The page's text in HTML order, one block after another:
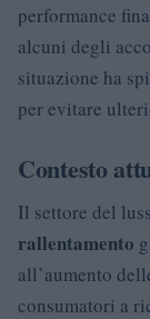
performance
alcuni degli
situazione ha
per evitare
Contesto
Il settore del
rallentamento
all’aumento
consumatori a